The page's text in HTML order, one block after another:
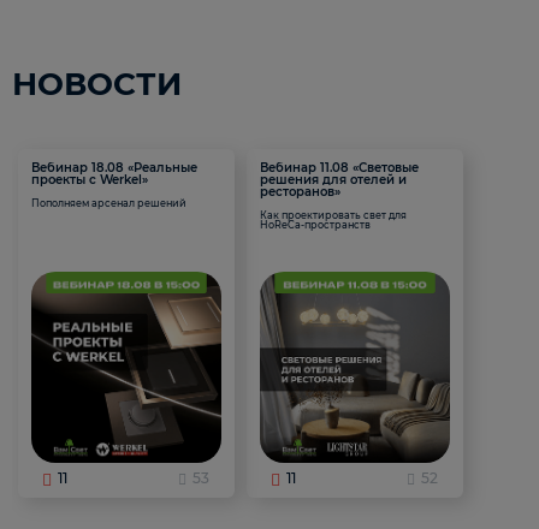
НОВОСТИ
Вебинар 18.08 «Реальные
проекты с Werkel»
Пополняем арсенал решений
11 53
Вебинар 11.08 «Световые
решения для отелей и
ресторанов»
Как проектировать свет для
HoReCa-пространств
11 52